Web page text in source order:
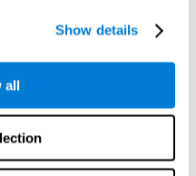
Show details
all
hay que prestar
estímulos en el momento
el mismo orden que hayan
: Consiste en sacar una
número de movimientos